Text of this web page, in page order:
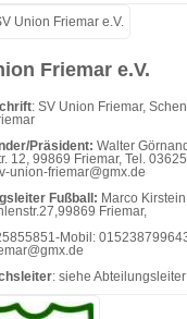
Friemar e.V.
: SV Union Friemar,
Präsident: Walter
12, 99869 Friemar, Tel.
union-friemar@gmx.de
Fußball: Marco
Friemar,
Mobil:
: siehe Abteilungsleiter